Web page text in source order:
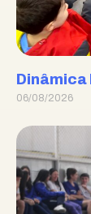
Dinâmica
06/08/2026